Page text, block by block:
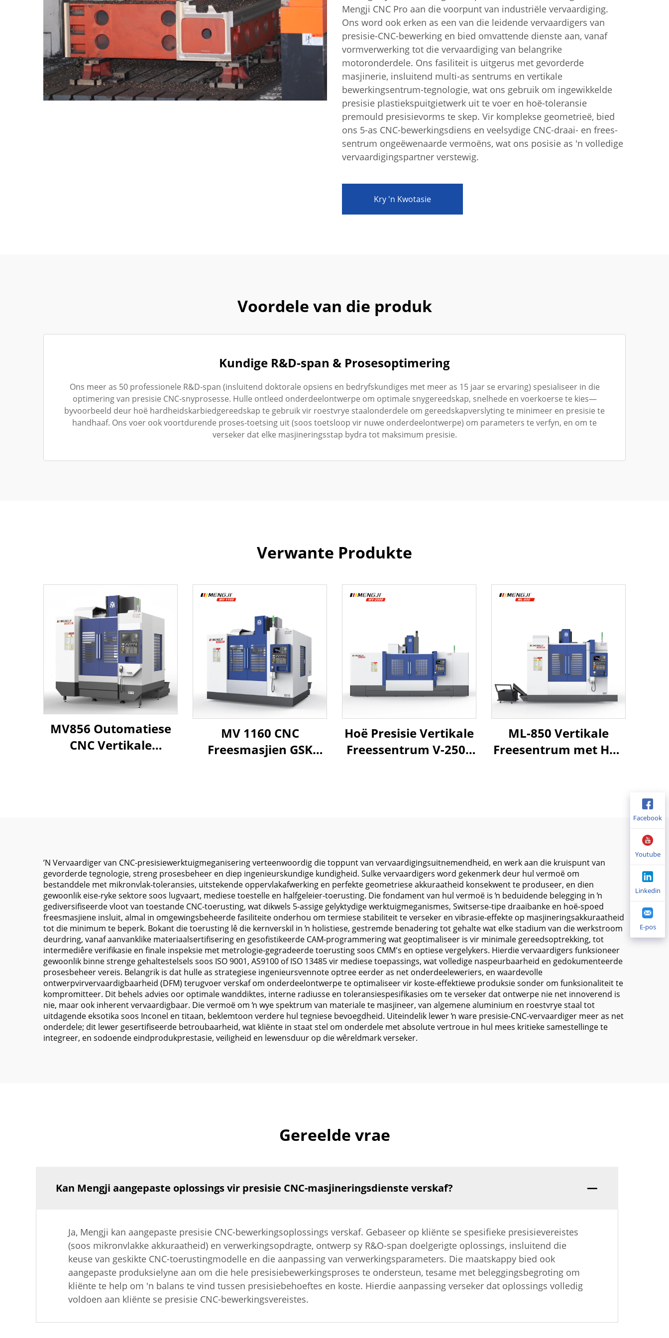
Mediese Toerusting Industrie Windharing
Mengji CNC Pro aan die voorpunt van industriële vervaardiging.
Ons word ook erken as een van die leidende vervaardigers van
presisie-CNC-bewerking en bied omvattende dienste aan, vanaf
vormverwerking tot die vervaardiging van belangrike
motoronderdele. Ons fasiliteit is uitgerus met gevorderde
masjinerie, insluitend multi-as sentrums en vertikale
bewerkingsentrum-tegnologie, wat ons gebruik om ingewikkelde
presisie plastiekspuitgietwerk uit te voer en hoë-toleransie
premould presisievorms te skep. Vir komplekse geometrieë, bied
ons 5-as CNC-bewerkingsdiens en veelsydige CNC-draai- en frees-
sentrum ongeëwenaarde vermoëns, wat ons posisie as 'n volledige
vervaardigingspartner verstewig.
Kry 'n Kwotasie
Voordele van die produk
Kundige R&D-span & Prosesoptimering
Ons meer as 50 professionele R&D-span (insluitend doktorale opsiens en bedryfskundiges met meer as 15 jaar se ervaring) spesialiseer in die
optimering van presisie CNC-snyprosesse. Hulle ontleed onderdeelontwerpe om optimale snygereedskap, snelhede en voerkoerse te kies—
byvoorbeeld deur hoë hardheidskarbiedgereedskap te gebruik vir roestvrye staalonderdele om gereedskapverslyting te minimeer en presisie te
handhaaf. Ons voer ook voortdurende proses-toetsing uit (soos toetsloop vir nuwe onderdeelontwerpe) om parameters te verfyn, en om te
verseker dat elke masjineringsstap bydra tot maksimum presisie.
Verwante Produkte
MV856 Outomatiese
CNC Vertikale
MV 1160 CNC
Freesmasjien GSK
Hoë Presisie Vertikale
Freessentrum V-2500
ML-850 Vertikale
Freesentrum met Hoë
ʼN Vervaardiger van CNC-presisiewerktuigmeganisering verteenwoordig die toppunt van vervaardigingsuitnemendheid, en werk aan die kruispunt van
gevorderde tegnologie, streng prosesbeheer en diep ingenieurskundige kundigheid. Sulke vervaardigers word gekenmerk deur hul vermoë om
bestanddele met mikronvlak-toleransies, uitstekende oppervlakafwerking en perfekte geometriese akkuraatheid konsekwent te produseer, en dien
gewoonlik eise-ryke sektore soos lugvaart, mediese toestelle en halfgeleier-toerusting. Die fondament van hul vermoë is ŉ beduidende belegging in ŉ
gediversifiseerde vloot van toestande CNC-toerusting, wat dikwels 5-assige gelyktydige werktuigmeganismes, Switserse-tipe draaibanke en hoë-spoed
freesmasjiene insluit, almal in omgewingsbeheerde fasiliteite onderhou om termiese stabiliteit te verseker en vibrasie-effekte op masjineringsakkuraatheid
tot die minimum te beperk. Bokant die toerusting lê die kernverskil in ŉ holistiese, gestremde benadering tot gehalte wat elke stadium van die werkstroom
deurdring, vanaf aanvanklike materiaalsertifisering en gesofistikeerde CAM-programmering wat geoptimaliseer is vir minimale gereedsoptrekking, tot
intermediêre verifikasie en finale inspeksie met metrologie-gegradeerde toerusting soos CMM's en optiese vergelykers. Hierdie vervaardigers funksioneer
gewoonlik binne strenge gehaltestelsels soos ISO 9001, AS9100 of ISO 13485 vir mediese toepassings, wat volledige naspeurbaarheid en gedokumenteerde
prosesbeheer vereis. Belangrik is dat hulle as strategiese ingenieursvennote optree eerder as net onderdeeleweriers, en waardevolle
ontwerpvirvervaardigbaarheid (DFM) terugvoer verskaf om onderdeelontwerpe te optimaliseer vir koste-effektiewe produksie sonder om funksionaliteit te
kompromitteer. Dit behels advies oor optimale wanddiktes, interne radiusse en toleransiespesifikasies om te verseker dat ontwerpe nie net innoverend is
nie, maar ook inherent vervaardigbaar. Die vermoë om ŉ wye spektrum van materiale te masjineer, van algemene aluminium en roestvrye staal tot
uitdagende eksotika soos Inconel en titaan, beklemtoon verdere hul tegniese bevoegdheid. Uiteindelik lewer ŉ ware presisie-CNC-vervaardiger meer as net
onderdele; dit lewer gesertifiseerde betroubaarheid, wat kliënte in staat stel om onderdele met absolute vertroue in hul mees kritieke samestellinge te
integreer, en sodoende eindprodukprestasie, veiligheid en lewensduur op die wêreldmark verseker.
Gereelde vrae
Kan Mengji aangepaste oplossings vir presisie CNC-masjineringsdienste verskaf?
Ja, Mengji kan aangepaste presisie CNC-bewerkingsoplossings verskaf. Gebaseer op kliënte se spesifieke presisievereistes
(soos mikronvlakke akkuraatheid) en verwerkingsopdragte, ontwerp sy R&O-span doelgerigte oplossings, insluitend die
keuse van geskikte CNC-toerustingmodelle en die aanpassing van verwerkingsparameters. Die maatskappy bied ook
aangepaste produksielyne aan om die hele presisiebewerkingsproses te ondersteun, tesame met beleggingsbegroting om
kliënte te help om 'n balans te vind tussen presisiebehoeftes en koste. Hierdie aanpassing verseker dat oplossings volledig
voldoen aan kliënte se presisie CNC-bewerkingsvereistes.
Facebook
Youtube
Linkedin
E-pos